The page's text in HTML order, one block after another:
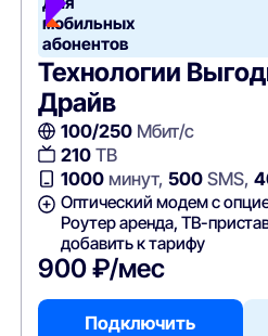
мобильных
абонентов
Технологии
Драйв
100/250Мбит/с
210ТВ
1000минут, 500SMS,
Оптический модем с
Роутер аренда, ТВ-
добавить к тарифу
900 ₽/мес
Подключить